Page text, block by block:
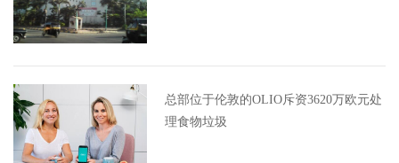
总部位于伦敦的OLIO斥资3620万欧元处
理食物垃圾